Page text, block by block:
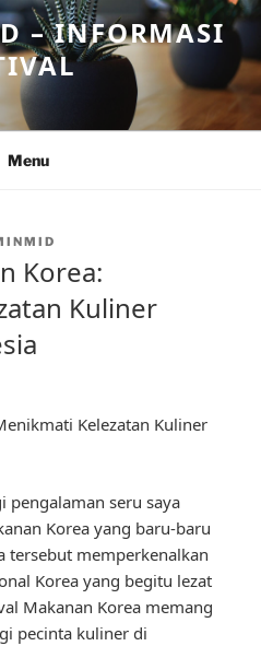
– INFORMASI
Menu
Korea:
Kuliner
Kelezatan Kuliner
pengalaman seru saya
Korea yang baru-baru
tersebut memperkenalkan
Korea yang begitu lezat
Makanan Korea memang
pecinta kuliner di